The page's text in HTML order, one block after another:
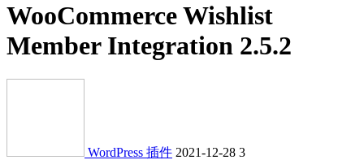
WooCommerce Wishlist
Member Integration 2.5.2
WordPress 插件 2021-12-28 3